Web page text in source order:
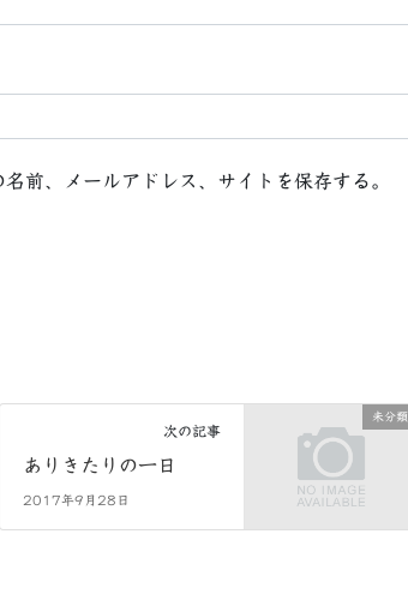
前、メールアドレス、サイトを保存する。
未分類
次の記事
ありきたりの一日
2017年9月28日